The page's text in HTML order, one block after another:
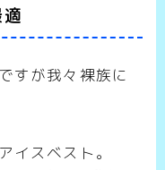
すが我々裸族に
イスベスト。